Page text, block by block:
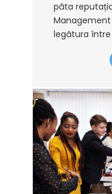
păta
legătura între